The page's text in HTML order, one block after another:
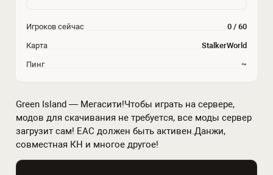
Green Island — Мегасити!Чтобы играть на сервере,
модов для скачивания не требуется, все моды сервер
загрузит сам! ЕАС должен быть активен.Данжи,
совместная КН и многое другое!
Игроков сейчас 0 / 60
Карта StalkerWorld
Пинг ~